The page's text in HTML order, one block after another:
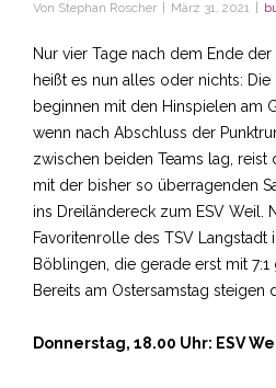
Von Stephan Roscher März 31, 2021
Nur vier Tage nach dem Ende
heißt es nun alles oder nichts:
beginnen mit den Hinspielen am
wenn nach Abschluss der
zwischen beiden Teams lag, reist
mit der bisher so überragenden
ins Dreiländereck zum ESV Weil.
Favoritenrolle des TSV Langstadt
Böblingen, die gerade erst mit 7:1
Bereits am Ostersamstag steigen
Donnerstag, 18.00 Uhr: ESV